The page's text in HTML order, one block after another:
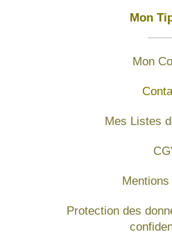
Mon
Mon
Mes Listes
Protection des